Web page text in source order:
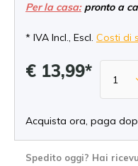
Per la casa:pronto a
* IVA Incl., Escl. Costi di
€ 13,99*
Acquista ora, paga
Spedito oggi? Hai